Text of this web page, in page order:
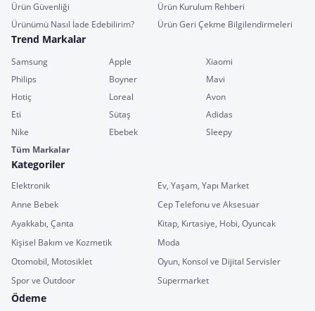
Ürün Güvenliği
Ürün Kurulum Rehberi
Ürünümü Nasıl İade Edebilirim?
Ürün Geri Çekme Bilgilendirmeleri
Trend Markalar
Samsung Apple
Xiaomi
Philips
Boyner
Mavi
Hotiç
Loreal
Avon
Eti
Sütaş
Adidas
Nike
Ebebek
Sleepy
Tüm Markalar
Kategoriler
Elektronik
Ev, Yaşam, Yapı Market
Anne Bebek
Cep Telefonu ve Aksesuar
Ayakkabı, Çanta
Kitap, Kırtasiye, Hobi, Oyuncak
Kişisel Bakım ve Kozmetik
Moda
Otomobil, Motosiklet
Oyun, Konsol ve Dijital Servisler
Spor ve Outdoor
Süpermarket
Ödeme